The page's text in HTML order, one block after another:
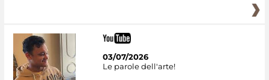
03/07/2026
Le parole dell'arte!